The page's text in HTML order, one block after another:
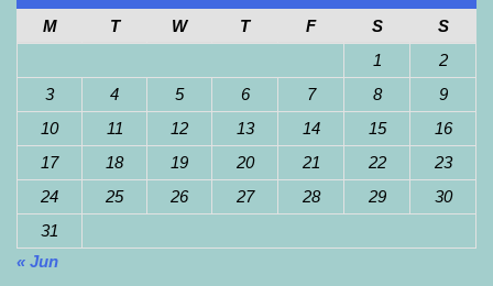
M
T W T F S
S
1
2
3
4 5 6 7 8
9
10
11 12 13 14 15
16
17
18 19 20 21 22
23
24
25 26 27 28 29
30
31
« Jun